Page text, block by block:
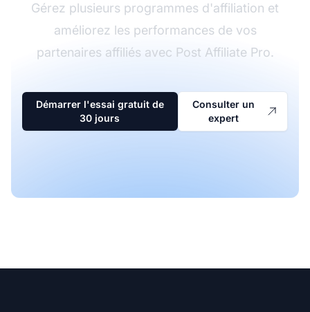
Gérez plusieurs programmes d'affiliation et
améliorez les performances de vos
partenaires affiliés avec Post Affiliate Pro.
Démarrer l'essai gratuit de
30 jours
Consulter un
expert